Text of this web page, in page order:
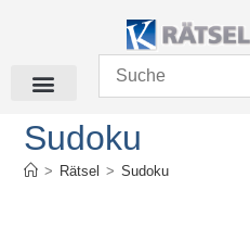
Sudoku
> Rätsel > Sudoku